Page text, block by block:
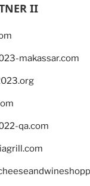
II
makassar.com
qa.com